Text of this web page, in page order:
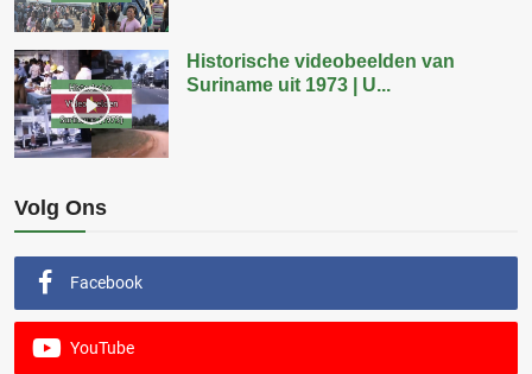
Historische videobeelden van
Suriname uit 1973 | U...
Volg Ons
Facebook
YouTube